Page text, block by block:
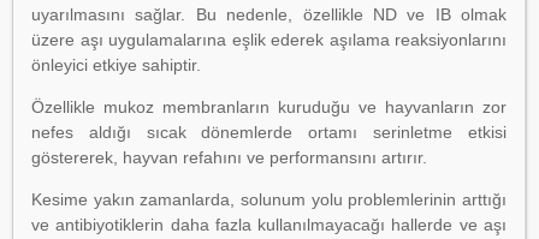
uyarılmasını sağlar. Bu nedenle, özellikle ND ve IB olmak
üzere aşı uygulamalarına eşlik ederek aşılama reaksiyonlarını
önleyici etkiye sahiptir.
Özellikle mukoz membranların kuruduğu ve hayvanların zor
nefes aldığı sıcak dönemlerde ortamı serinletme etkisi
göstererek, hayvan refahını ve performansını artırır.
Kesime yakın zamanlarda, solunum yolu problemlerinin arttığı
ve antibiyotiklerin daha fazla kullanılmayacağı hallerde ve aşı